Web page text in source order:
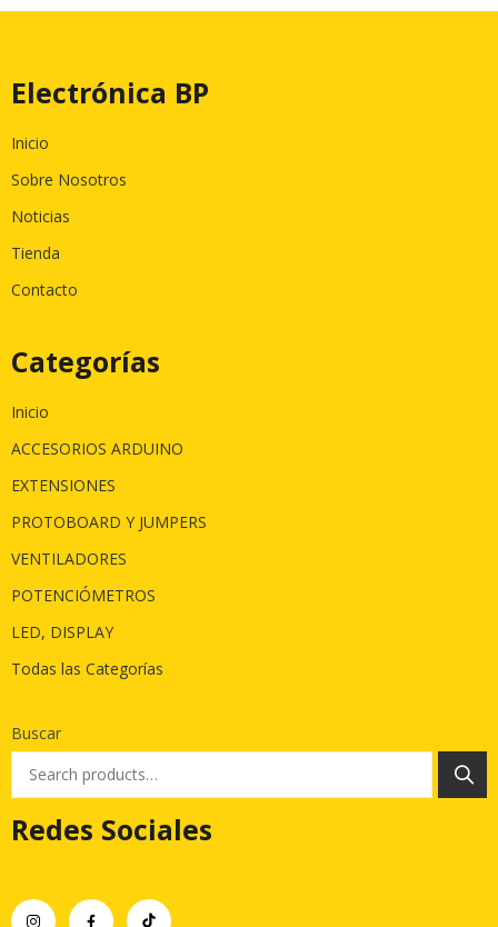
Electrónica BP
Inicio
Sobre Nosotros
Noticias
Tienda
Contacto
Categorías
Inicio
ACCESORIOS ARDUINO
EXTENSIONES
PROTOBOARD Y JUMPERS
VENTILADORES
POTENCIÓMETROS
LED, DISPLAY
Todas las Categorías
Buscar
Redes Sociales